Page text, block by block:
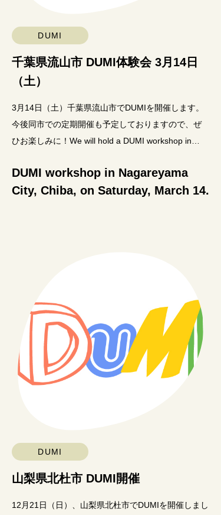
DUMI
千葉県流山市 DUMI体験会 3月14日
（土）
3月14日（土）千葉県流山市でDUMIを開催します。
今後同市での定期開催も予定しておりますので、ぜ
ひお楽しみに！We will hold a DUMI workshop in
DUMI workshop in Nagareyama
City, Chiba, on Saturday, March 14.
DUMI
山梨県北杜市 DUMI開催
12月21日（日）、山梨県北杜市でDUMIを開催しまし